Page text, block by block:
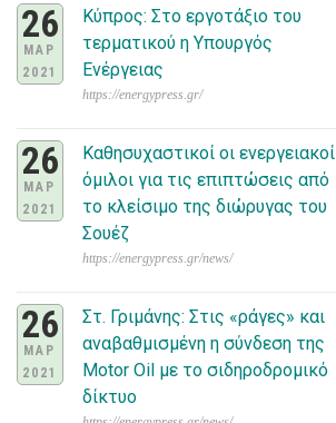
26
ΜΑΡ
2021
Κύπρος: Στο εργοτάξιο του
τερματικού η Υπουργός
Ενέργειας
https://energypress.gr/
26
ΜΑΡ
2021
Καθησυχαστικοί οι ενεργειακοί
όμιλοι για τις επιπτώσεις από
το κλείσιμο της διώρυγας του
Σουέζ
https://energypress.gr/news/
26
ΜΑΡ
2021
Στ. Γριμάνης: Στις «ράγες» και
αναβαθμισμένη η σύνδεση της
Motor Oil με το σιδηροδρομικό
δίκτυο